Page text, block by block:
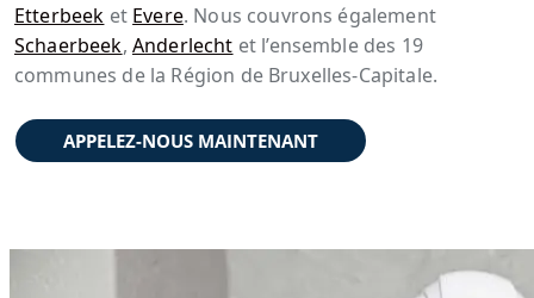
Etterbeek et Evere. Nous couvrons également
Schaerbeek, Anderlecht et l’ensemble des 19
communes de la Région de Bruxelles-Capitale.
APPELEZ-NOUS MAINTENANT